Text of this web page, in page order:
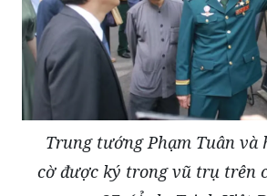
Trung tướng Phạm Tuân và
cờ được ký trong vũ trụ trên